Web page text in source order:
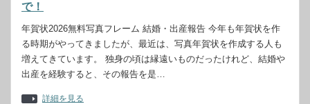
で！
年賀状2026無料写真フレーム 結婚・出産報告 今年も年賀状を作
る時期がやってきましたが、最近は、写真年賀状を作成する人も
増えてきています。 独身の頃は縁遠いものだったけれど、結婚や
出産を経験すると、その報告を是…
詳細を見る